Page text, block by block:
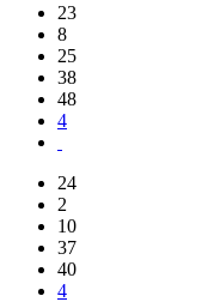
23
8
25
38
48
4
24
2
10
37
40
4